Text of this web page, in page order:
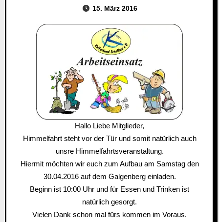
15. März 2016
Hallo Liebe Mitglieder,
Himmelfahrt steht vor der Tür und somit natürlich auch
unsre Himmelfahrtsveranstaltung.
Hiermit möchten wir euch zum Aufbau am Samstag den
30.04.2016 auf dem Galgenberg einladen.
Beginn ist 10:00 Uhr und für Essen und Trinken ist
natürlich gesorgt.
Vielen Dank schon mal fürs kommen im Voraus.